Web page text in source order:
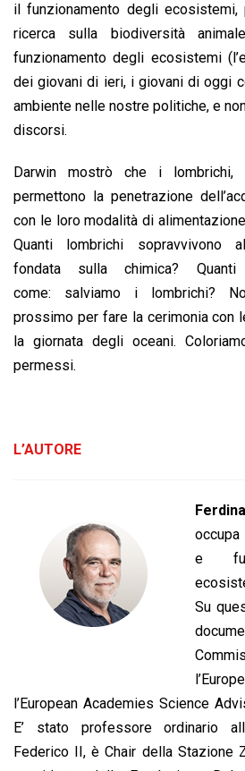
il funzionamento degli
ricerca sulla biodiversità
funzionamento degli ecosistemi
dei giovani di ieri, i giovani di oggi
ambiente nelle nostre politiche, e
discorsi.
Darwin mostrò che i
permettono la penetrazione
con le loro modalità di
Quanti lombrichi sopravvivono
fondata sulla chimica? Quanti
come: salviamo i lombrichi?
prossimo per fare la cerimonia con
la giornata degli oceani.
permessi.
L’AUTORE
e
Su
l’European Academies Science
E’ stato professore ordinario
Federico II, è Chair della Stazione